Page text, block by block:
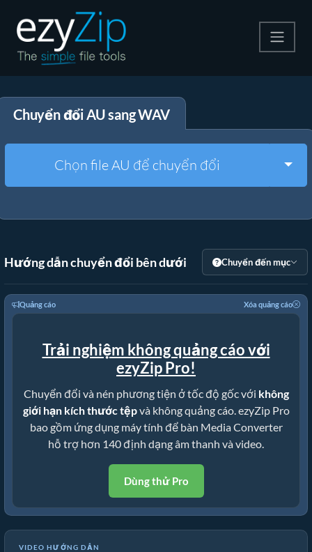
Giải nén
Công cụ khác
Chuyển đổi AU sang WAV
Chọn file AU để chuyển đổi
Hướng dẫn chuyển đổi bên dưới Chuyển đến mục
Quảng cáo Xóa quảng cáo
Trải nghiệm không quảng cáo với
ezyZip Pro!
Chuyển đổi và nén phương tiện ở tốc độ gốc với không
giới hạn kích thước tệpvà không quảng cáo. ezyZip Pro
bao gồm ứng dụng máy tính để bàn Media Converter
hỗ trợ hơn 140 định dạng âm thanh và video.
Dùng thử Pro
VIDEO HƯỚNG DẪN